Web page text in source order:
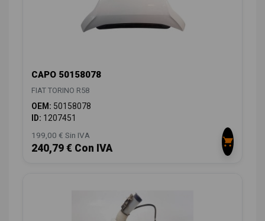
CAPO 50158078
FIAT TORINO R58
OEM: 50158078
ID: 1207451
199,00 € Sin IVA
240,79 € Con IVA